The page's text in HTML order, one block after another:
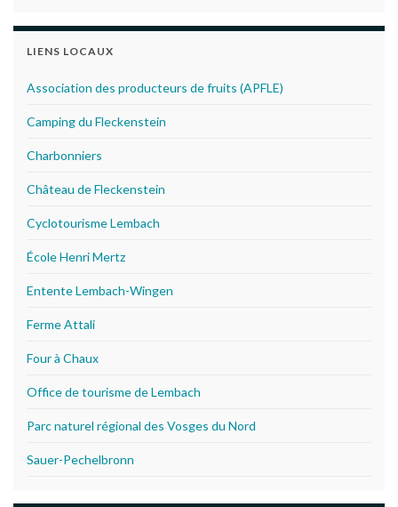
LIENS LOCAUX
Association des producteurs de fruits (APFLE)
Camping du Fleckenstein
Charbonniers
Château de Fleckenstein
Cyclotourisme Lembach
École Henri Mertz
Entente Lembach-Wingen
Ferme Attali
Four à Chaux
Office de tourisme de Lembach
Parc naturel régional des Vosges du Nord
Sauer-Pechelbronn